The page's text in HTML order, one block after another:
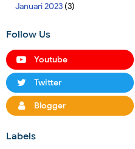
Januari 2023(3)
Follow Us
Youtube
Twitter
Blogger
Labels